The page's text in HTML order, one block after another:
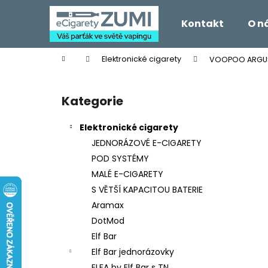
Kontakt O
Domů Elektronické cigarety VOOPOO
Přeskočit
kategorie
Kategorie
Elektronické cigarety
JEDNORÁZOVÉ E-CIGARETY
POD SYSTÉMY
MALÉ E-CIGARETY
S VĚTŠÍ KAPACITOU BATERIE
Aramax
DotMod
Elf Bar
Elf Bar jednorázovky
í
Zpět
do
Zpět
do